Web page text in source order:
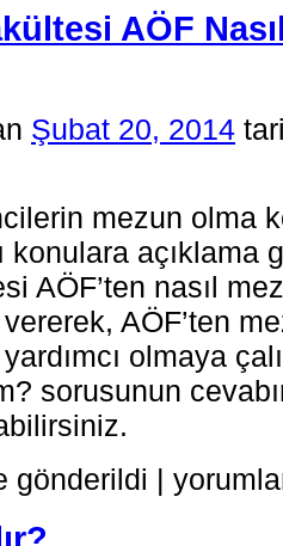
AÖF
Şubat 20, 2014
mezun olma
konulara açıklama
AÖF’ten nasıl
AÖF’ten
olmaya
sorusunun
gönderildi | Açıköğretim
Fakültesi